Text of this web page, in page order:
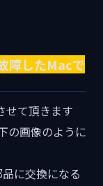
障したMacで
せて頂きます
の画像のように
に交換になる